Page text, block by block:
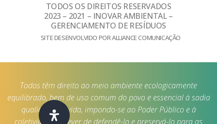
TODOS OS DIREITOS RESERVADOS
2023 – 2021 – INOVAR AMBIENTAL –
GERENCIAMENTO DE RESÍDUOS
SITE DESENVOLVIDO POR ALLIANCE COMUNICAÇÃO
Todos têm direito ao meio ambiente ecologicamente
equilibrado, bem de uso comum do povo e essencial à sadia
qualidade de vida, impondo-se ao Poder Público e à
coletividade o dever de defendê-lo e preservá-lo para as